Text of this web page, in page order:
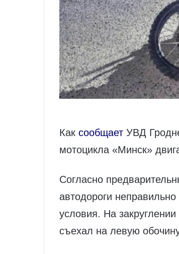
Как сообщает УВД
мотоцикла «Минск»
Согласно
автодороги
условия. На
съехал на левую